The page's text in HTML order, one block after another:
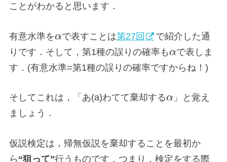
ことがわかると思います．
有意水準をαで表すことは第27回
で紹介した通
りです．そして，第1種の誤りの確率もαで表しま
す．(有意水準=第1種の誤りの確率ですからね！)
そしてこれは，「あ(a)わてて棄却するα 」と覚え
ましょう．
仮説検定は，帰無仮説を棄却することを最初か
ら “狙って”行うものです．つまり，検定をする際